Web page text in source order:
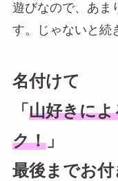
遊びなので、あま
す。じゃないと続
名付けて
「 山好きに
ク！」
最後までお